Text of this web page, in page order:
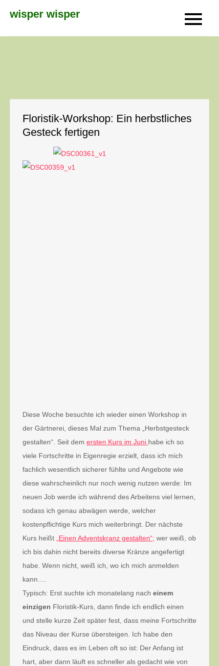
wisper wisper
Floristik-Workshop: Ein herbstliches
Gesteck fertigen
Diese Woche besuchte ich wieder einen Workshop in
der Gärtnerei, dieses Mal zum Thema „Herbstgesteck
gestalten“. Seit dem ersten Kurs im Juni habe ich so
viele Fortschritte in Eigenregie erzielt, dass ich mich
fachlich wesentlich sicherer fühlte und Angebote wie
diese wahrscheinlich nur noch wenig nutzen werde: Im
neuen Job werde ich während des Arbeitens viel lernen,
sodass ich genau abwägen werde, welcher
kostenpflichtige Kurs mich weiterbringt. Der nächste
Kurs heißt
„Einen Adventskranz gestalten“; wer weiß, ob
ich bis dahin nicht bereits diverse Kränze angefertigt
habe. Wenn nicht, weiß ich, wo ich mich anmelden
kann….
Typisch: Erst suchte ich monatelang nach einem
einzigen Floristik-Kurs, dann finde ich endlich einen
und stelle kurze Zeit später fest, dass meine Fortschritte
das Niveau der Kurse übersteigen. Ich habe den
Eindruck, dass es im Leben oft so ist: Der Anfang ist
hart, aber dann läuft es schneller als gedacht wie von